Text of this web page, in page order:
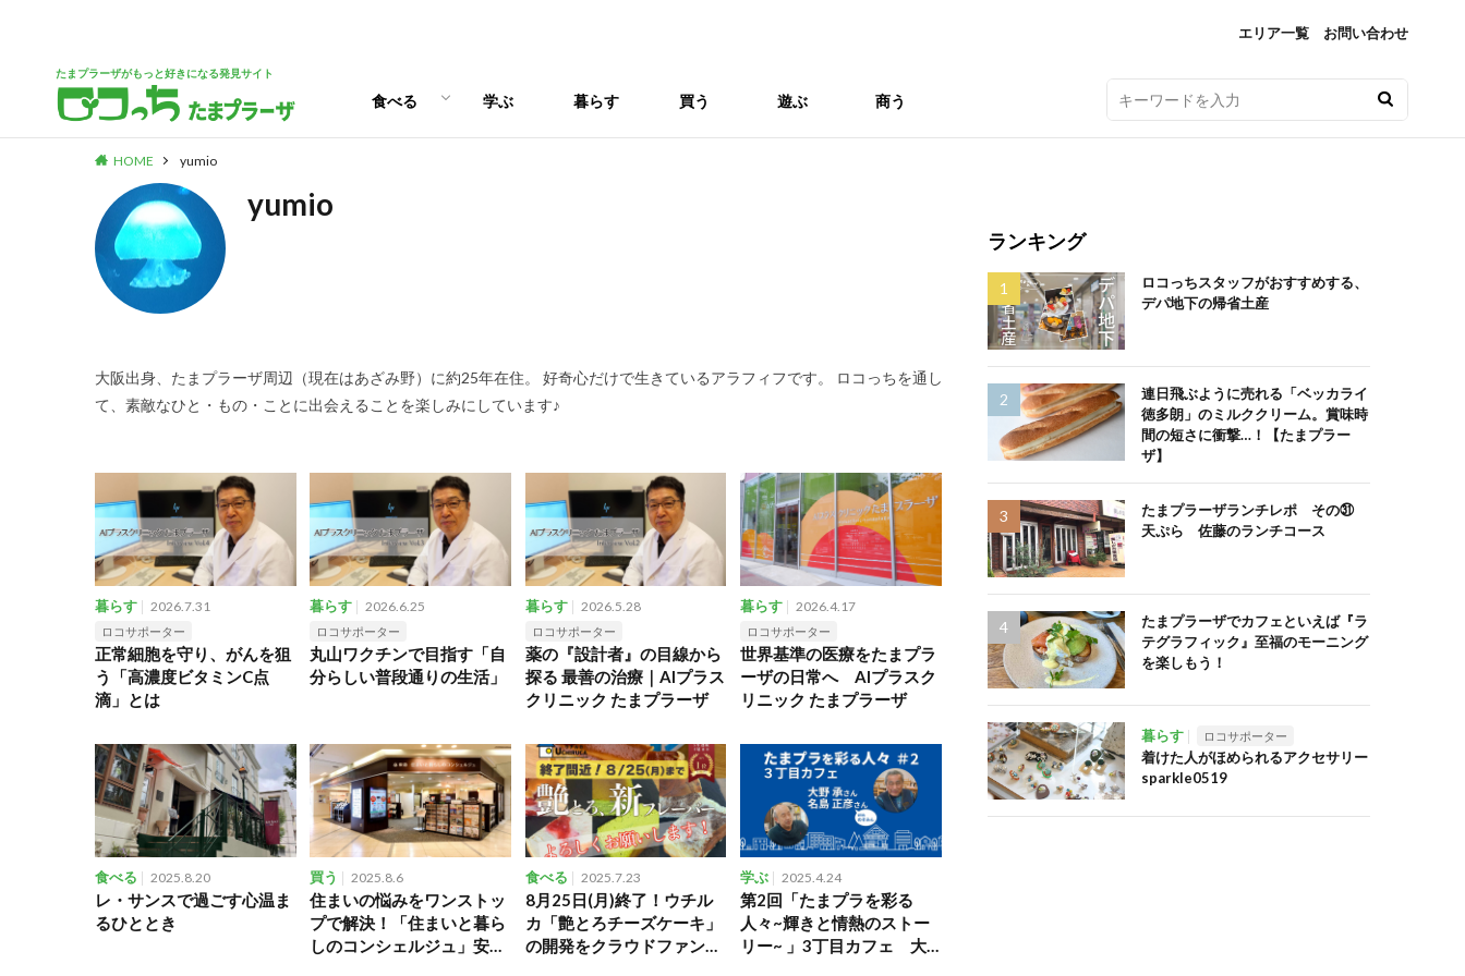
エリア一覧 お問い合わせ
たまプラーザがもっと好きになる発見サイト
食べる 学ぶ 暮らす 買う 遊ぶ 商う
HOME yumio
yumio
大阪出身、たまプラーザ周辺（現在はあざみ野）に約25年在住。 好奇心だけで生きているアラフィフです。 ロコっちを通し
て、素敵なひと・もの・ことに出会えることを楽しみにしています♪
暮らす 2026.7.31
ロコサポーター
正常細胞を守り、がんを狙
う「高濃度ビタミンC点
滴」とは
暮らす 2026.6.25
ロコサポーター
丸山ワクチンで目指す「自
分らしい普段通りの生活」
暮らす 2026.5.28
ロコサポーター
薬の『設計者』の目線から
探る 最善の治療｜AIプラス
クリニック たまプラーザ
暮らす 2026.4.17
ロコサポーター
世界基準の医療をたまプラ
ーザの日常へ AIプラスク
リニック たまプラーザ
食べる 2025.8.20
レ・サンスで過ごす心温ま
るひととき
買う 2025.8.6
住まいの悩みをワンストッ
プで解決！「住まいと暮ら
しのコンシェルジュ」安心
食べる 2025.7.23
8月25日(月)終了！ウチル
カ「艶とろチーズケーキ」
の開発をクラウドファンデ
学ぶ 2025.4.24
第2回「たまプラを彩る
人々~輝きと情熱のストー
リー~ 」3丁目カフェ 大
ランキング
ロコっちスタッフがおすすめする、
デパ地下の帰省土産
連日飛ぶように売れる「ベッカライ
徳多朗」のミルククリーム。賞味時
間の短さに衝撃…！【たまプラー
ザ】
たまプラーザランチレポ その㉛
天ぷら 佐藤のランチコース
たまプラーザでカフェといえば『ラ
テグラフィック』至福のモーニング
を楽しもう！
暮らす ロコサポーター
着けた人がほめられるアクセサリー
sparkle0519